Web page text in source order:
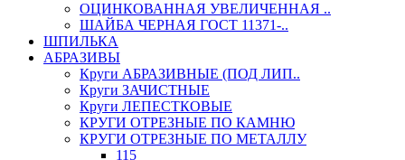
ОЦИНКОВАННАЯ УВЕЛИЧЕННАЯ ..
ШАЙБА ЧЕРНАЯ ГОСТ 11371-..
ШПИЛЬКА
АБРАЗИВЫ
Круги АБРАЗИВНЫЕ (ПОД ЛИП..
Круги ЗАЧИСТНЫЕ
Круги ЛЕПЕСТКОВЫЕ
КРУГИ ОТРЕЗНЫЕ ПО КАМНЮ
КРУГИ ОТРЕЗНЫЕ ПО МЕТАЛЛУ
115